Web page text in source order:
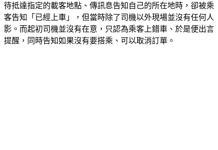
發文表示，自己於7日凌晨3日接到「前往墓園」的行程預定，
待抵達指定的載客地點、傳訊息告知自己的所在地時，卻被乘
客告知「已經上車」，但當時除了司機以外現場並沒有任何人
影。而起初司機並沒有在意，只認為乘客上錯車、於是便出言